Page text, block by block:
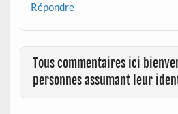
Répondre
Tous commentaires ici
personnes assumant leur